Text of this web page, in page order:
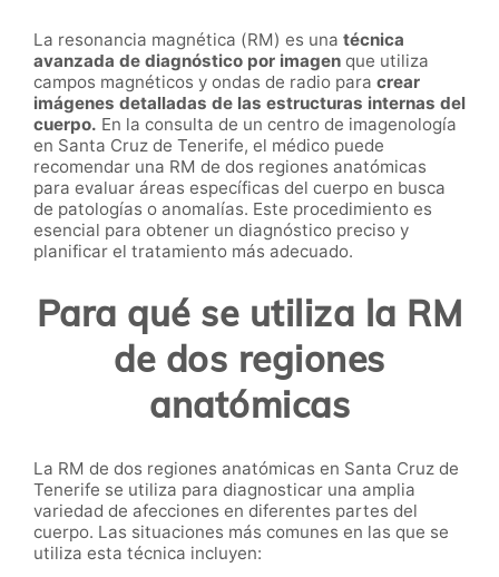
La resonancia magnética (RM) es una técnica
avanzada de diagnóstico por imagen que utiliza
campos magnéticos y ondas de radio para crear
imágenes detalladas de las estructuras internas del
cuerpo. En la consulta de un centro de imagenología
en Santa Cruz de Tenerife, el médico puede
recomendar una RM de dos regiones anatómicas
para evaluar áreas específicas del cuerpo en busca
de patologías o anomalías. Este procedimiento es
esencial para obtener un diagnóstico preciso y
planificar el tratamiento más adecuado.
Para qué se utiliza la RM
de dos regiones
anatómicas
La RM de dos regiones anatómicas en Santa Cruz de
Tenerife se utiliza para diagnosticar una amplia
variedad de afecciones en diferentes partes del
cuerpo. Las situaciones más comunes en las que se
utiliza esta técnica incluyen: